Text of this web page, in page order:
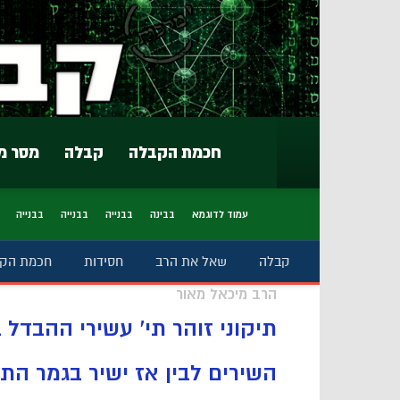
מסר קבלה חכמת הקבלה
עמוד לדוגמא בבינה בבנייה בבנייה בבנייה
קבלה שאל את הרב חסידות חכמת
הרב מיכאל מאור
תיקוני זוהר תי' עשירי
השירים לבין אז ישיר בגמר התיקון